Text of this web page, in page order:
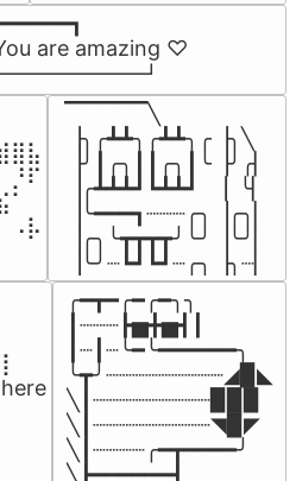
are amazing ♡
▔▔▔▔▔╲
▕╮╭┻┻╮╭┻┻╮╭▕╮╲
▕╯┃╭╮┃┃╭╮┃╰▕╯╭▏
▕╭┻┻┻┛┗┻┻┛  ▕  ╰▏
▕╰━━━┓┈┈┈╭╮▕╭╮▏
▕╭╮╰┳┳┳┳╯╰╯▕╰╯▏
▕╰╯┈┗┛┗┛┈╭╮▕╮┈▏
╭━┳━╭━╭━╮╮
┃┈┈┈┣▅╋▅┫┃
┃┈┃┈╰━╰━━━━━━╮
╰┳╯┈┈┈┈┈┈┈┈┈◢▉◣
╲┃┈┈┈┈┈┈┈┈┈▉▉▉
╲┃┈┈┈┈┈┈┈┈┈◥▉◤
╲┃┈┈┈┈╭━┳━━━━╯
╲┣━━━━━━┫﻿